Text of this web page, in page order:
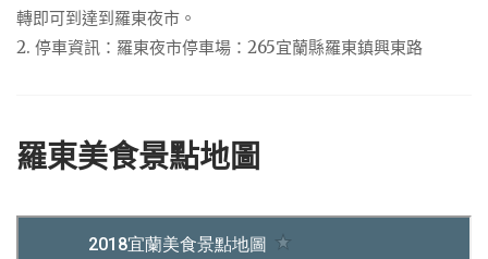
轉即可到達到羅東夜市。
2. 停車資訊：羅東夜市停車場：265宜蘭縣羅東鎮興東路
羅東美食景點地圖